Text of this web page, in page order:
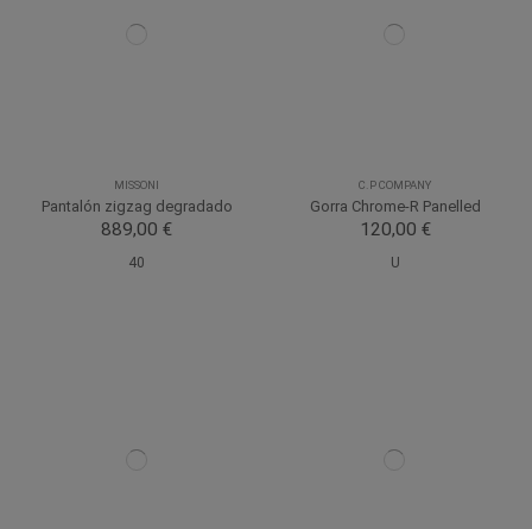
MISSONI
Pantalón zigzag degradado
889,00 €
40
C.P COMPANY
Gorra Chrome-R Panelled
120,00 €
U